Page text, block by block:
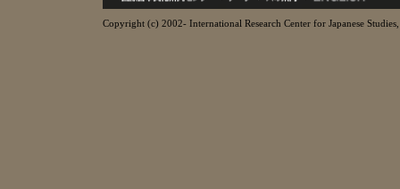
Copyright (c) 2002- International Research Center for Japanese